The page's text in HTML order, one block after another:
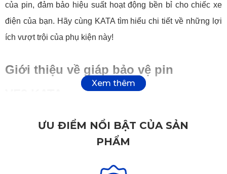
của pin, đảm bảo hiệu suất hoạt động bền bỉ cho chiếc xe
điện của bạn. Hãy cùng KATA tìm hiểu chi tiết về những lợi
ích vượt trội của phụ kiện này!
Giới thiệu về giáp bảo vệ pin
Giáp bảo vệ pin VF3
của KATA là tấm ốp pin được nghiên
cứu và phát triển dành riêng cho dòng xe điện Vinfast VF3.
cụm pin khỏi các tác động từ môi trường.
ƯU ĐIỂM NỔI BẬT CỦA SẢN
PHẨM